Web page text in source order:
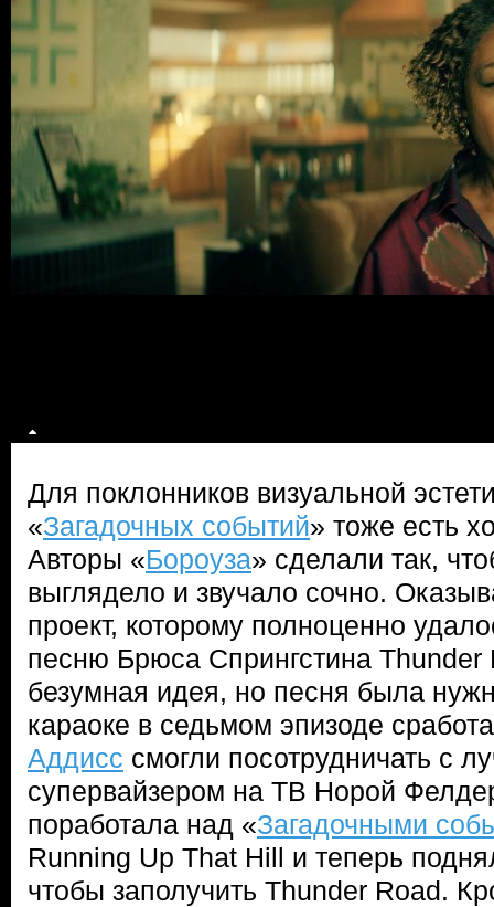
Для поклонников визуальной
«Загадочных событий» тоже есть
Авторы «Бороуза» сделали так,
выглядело и звучало сочно.
проект, которому полноценно
песню Брюса Спрингстина
безумная идея, но песня была
караоке в седьмом эпизоде
Аддисс смогли посотрудничать с
супервайзером на ТВ Норой
поработала над «Загадочными
Running Up That Hill и теперь
чтобы заполучить Thunder Road.